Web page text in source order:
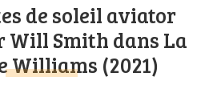
de soleil aviator
Will Smith dans La
Williams (2021)